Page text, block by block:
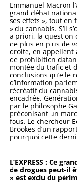
Emmanuel Macron
grand débat
ses effets », tout en
» du cannabis. S’il
a priori, la question
de plus en plus de
droite, en appellent
de prohibition
montée du trafic et
conclusions qu’elle
d’information
récréatif du
encadrée.
par le philosophe
préconisant un
fous. Le chercheur
Brookes d’un
pourquoi cette
L’EXPRESS : Ce
de drogues peut-il
» est exclu du